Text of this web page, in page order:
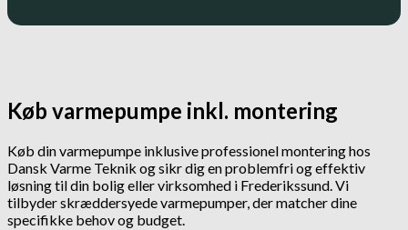
Køb varmepumpe inkl. montering
Køb din varmepumpe inklusive professionel montering hos
Dansk Varme Teknik og sikr dig en problemfri og effektiv
løsning til din bolig eller virksomhed i Frederikssund. Vi
tilbyder skræddersyede varmepumper, der matcher dine
specifikke behov og budget.